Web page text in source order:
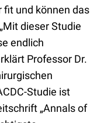
fit und können das
dieser Studie
endlich
Professor Dr.
Studie ist
„Annals of